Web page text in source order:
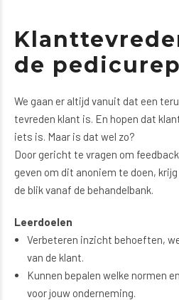
de
We gaan er altijd vanuit dat een
tevreden klant is. En hopen dat
iets is. Maar is dat wel zo?
Door gericht te vragen om
geven om dit anoniem te doen,
de blik vanaf de behandelbank.
Leerdoelen
Verbeteren inzicht behoeften,
van de klant.
Kunnen bepalen welke normen
voor jouw onderneming.